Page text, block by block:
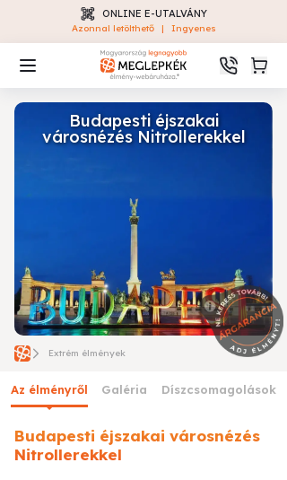
ONLINE E-UTALVÁNY
Azonnal letölthető | Ingyenes
Budapesti éjszakai
városnézés Nitrollerekkel
Extrém élmények
Az élményről Galéria Díszcsomagolások
Budapesti éjszakai városnézés
Nitrollerekkel